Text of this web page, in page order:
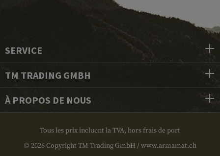
SERVICE
TM TRADING GMBH
À PROPOS DE NOUS
Tous les prix incluent la TVA, hors frais de port
© 2026 Copyright TM Trading GmbH / www.armamat.ch